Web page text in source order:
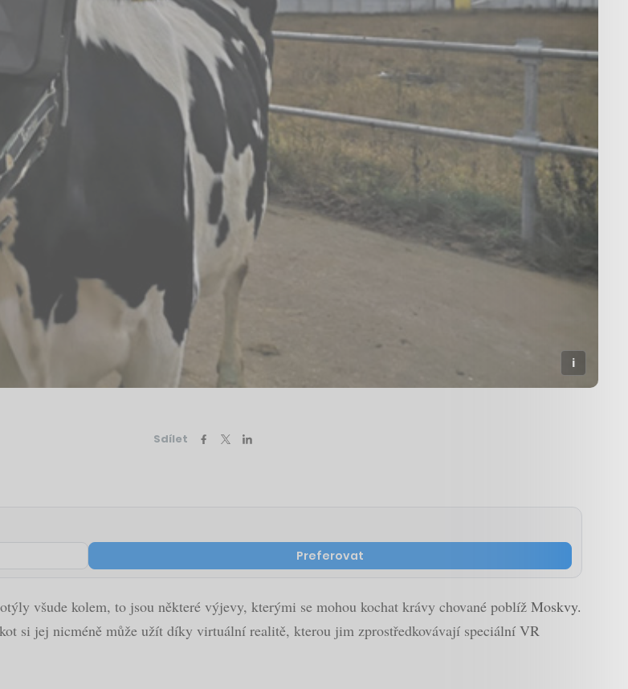
Sdílet
Preferovat
všude kolem, to jsou některé výjevy, kterými se mohou kochat krávy chované poblíž Moskvy.
si jej nicméně může užít díky virtuální realitě, kterou jim zprostředkovávají speciální VR